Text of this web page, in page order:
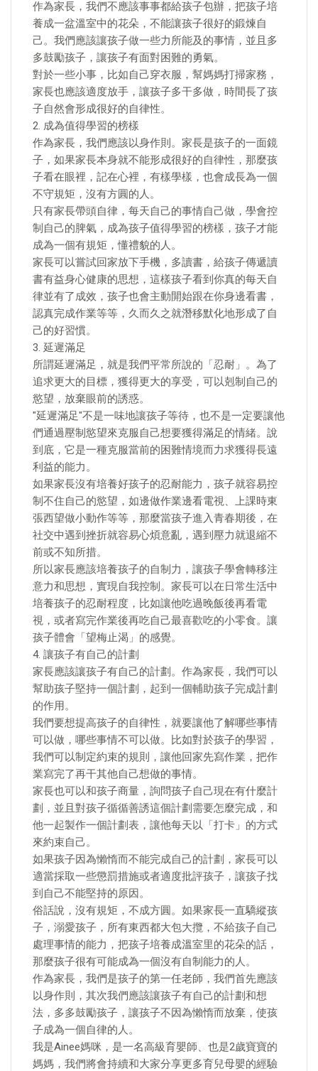
作為家長，我們不應該事事都給孩子包辦，把孩子培
養成一盆溫室中的花朵，不能讓孩子很好的鍛煉自
己。我們應該讓孩子做一些力所能及的事情，並且多
多鼓勵孩子，讓孩子有面對困難的勇氣。
對於一些小事，比如自己穿衣服，幫媽媽打掃家務，
家長也應該適度放手，讓孩子多干多做，時間長了孩
子自然會形成很好的自律性。
2. 成為值得學習的榜樣
作為家長，我們應該以身作則。家長是孩子的一面鏡
子，如果家長本身就不能形成很好的自律性，那麼孩
子看在眼裡，記在心裡，有樣學樣，也會成長為一個
不守規矩，沒有方圓的人。
只有家長帶頭自律，每天自己的事情自己做，學會控
制自己的脾氣，成為孩子值得學習的榜樣，孩子才能
成為一個有規矩，懂禮貌的人。
家長可以嘗試回家放下手機，多讀書，給孩子傳遞讀
書有益身心健康的思想，這樣孩子看到你真的每天自
律並有了成效，孩子也會主動開始跟在你身邊看書，
認真完成作業等等，久而久之就潛移默化地形成了自
己的好習慣。
3. 延遲滿足
所謂延遲滿足，就是我們平常所說的「忍耐」。為了
追求更大的目標，獲得更大的享受，可以剋制自己的
慾望，放棄眼前的誘惑。
"延遲滿足"不是一味地讓孩子等待，也不是一定要讓他
們通過壓制慾望來克服自己想要獲得滿足的情緒。說
到底，它是一種克服當前的困難情境而力求獲得長遠
利益的能力。
如果家長沒有培養好孩子的忍耐能力，孩子就容易控
制不住自己的慾望，如邊做作業邊看電視、上課時東
張西望做小動作等等，那麼當孩子進入青春期後，在
社交中遇到挫折就容易心煩意亂，遇到壓力就退縮不
前或不知所措。
所以家長應該培養孩子的自制力，讓孩子學會轉移注
意力和思想，實現自我控制。家長可以在日常生活中
培養孩子的忍耐程度，比如讓他吃過晚飯後再看電
視，或者寫完作業後再吃自己最喜歡吃的小零食。讓
孩子體會「望梅止渴」的感覺。
4. 讓孩子有自己的計劃
家長應該讓孩子有自己的計劃。作為家長，我們可以
幫助孩子堅持一個計劃，起到一個輔助孩子完成計劃
的作用。
我們要想提高孩子的自律性，就要讓他了解哪些事情
可以做，哪些事情不可以做。比如對於孩子的學習，
我們可以制定約束的規則，讓他回家先寫作業，把作
業寫完了再干其他自己想做的事情。
家長也可以和孩子商量，詢問孩子自己現在有什麼計
劃，並且對孩子循循善誘這個計劃需要怎麼完成，和
他一起製作一個計劃表，讓他每天以「打卡」的方式
來約束自己。
如果孩子因為懶惰而不能完成自己的計劃，家長可以
適當採取一些懲罰措施或者適度批評孩子，讓孩子找
到自己不能堅持的原因。
俗話說，沒有規矩，不成方圓。如果家長一直驕縱孩
子，溺愛孩子，所有東西都大包大攬，不給孩子自己
處理事情的能力，把孩子培養成溫室里的花朵的話，
那麼孩子很有可能成為一個沒有自制能力的人。
作為家長，我們是孩子的第一任老師，我們首先應該
以身作則，其次我們應該讓孩子有自己的計劃和想
法，多多鼓勵孩子，讓孩子不因為懶惰而放棄，使孩
子成為一個自律的人。
我是Ainee媽咪，是一名高級育嬰師、也是2歲寶寶的
媽媽，我們將會持續和大家分享更多育兒母嬰的經驗